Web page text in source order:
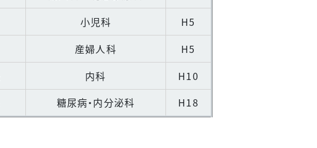
小児科
H5
産婦人科
H5
内科
H10
糖尿病・内分泌科 H18